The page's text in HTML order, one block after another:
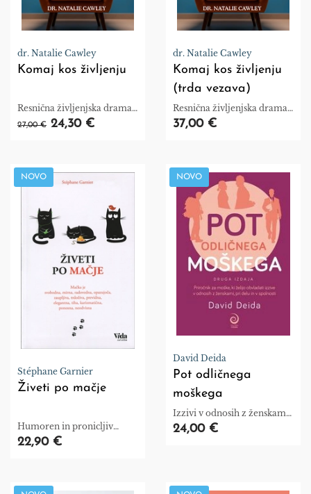
dr. Natalie Cawley
Komaj kos življenju
Resnična življenjska drama s
psihoterapevtkinega stola.
27,00 € 24,30 €
dr. Natalie Cawley
Komaj kos življenju
(trda vezava)
Resnična življenjska drama s
psihoterapevtkinega stola.
37,00 €
NOVO
Stéphane Garnier
Živeti po mačje
Humoren in pronicljiv
priročnik.
22,90 €
NOVO
David Deida
Pot odličnega
moškega
Izzivi v odnosih z ženskami,
pri delu in spolnosti.
24,00 €